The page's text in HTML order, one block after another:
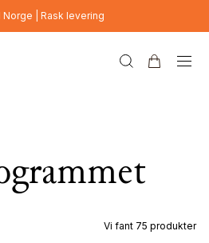
Norge | Rask levering
Vi fant 75 produkter